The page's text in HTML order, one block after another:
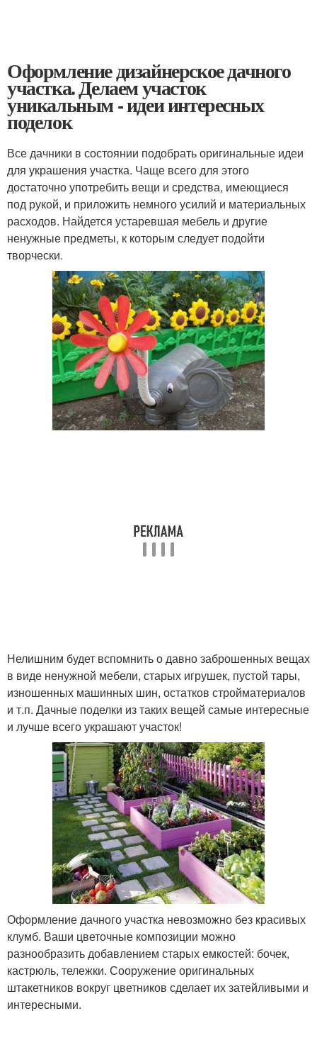
Оформление дизайнерское дачного
участка. Делаем участок
уникальным - идеи интересных
поделок
Все дачники в состоянии подобрать оригинальные идеи
для украшения участка. Чаще всего для этого
достаточно употребить вещи и средства, имеющиеся
под рукой, и приложить немного усилий и материальных
расходов. Найдется устаревшая мебель и другие
ненужные предметы, к которым следует подойти
творчески.
Нелишним будет вспомнить о давно заброшенных вещах
в виде ненужной мебели, старых игрушек, пустой тары,
изношенных машинных шин, остатков стройматериалов
и т.п. Дачные поделки из таких вещей самые интересные
и лучше всего украшают участок!
Оформление дачного участка невозможно без красивых
клумб. Ваши цветочные композиции можно
разнообразить добавлением старых емкостей: бочек,
кастрюль, тележки. Сооружение оригинальных
штакетников вокруг цветников сделает их затейливыми и
интересными.